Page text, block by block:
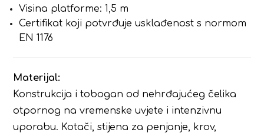
Visina platforme: 1,5 m
Certifikat koji potvrđuje usklađenost s normom
EN 1176
Materijal:
Konstrukcija i tobogan od nehrđajućeg čelika
otpornog na vremenske uvjete i intenzivnu
uporabu. Kotači, stijena za penjanje, krov,